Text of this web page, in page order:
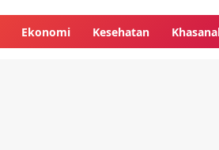
Ekonomi Kesehatan